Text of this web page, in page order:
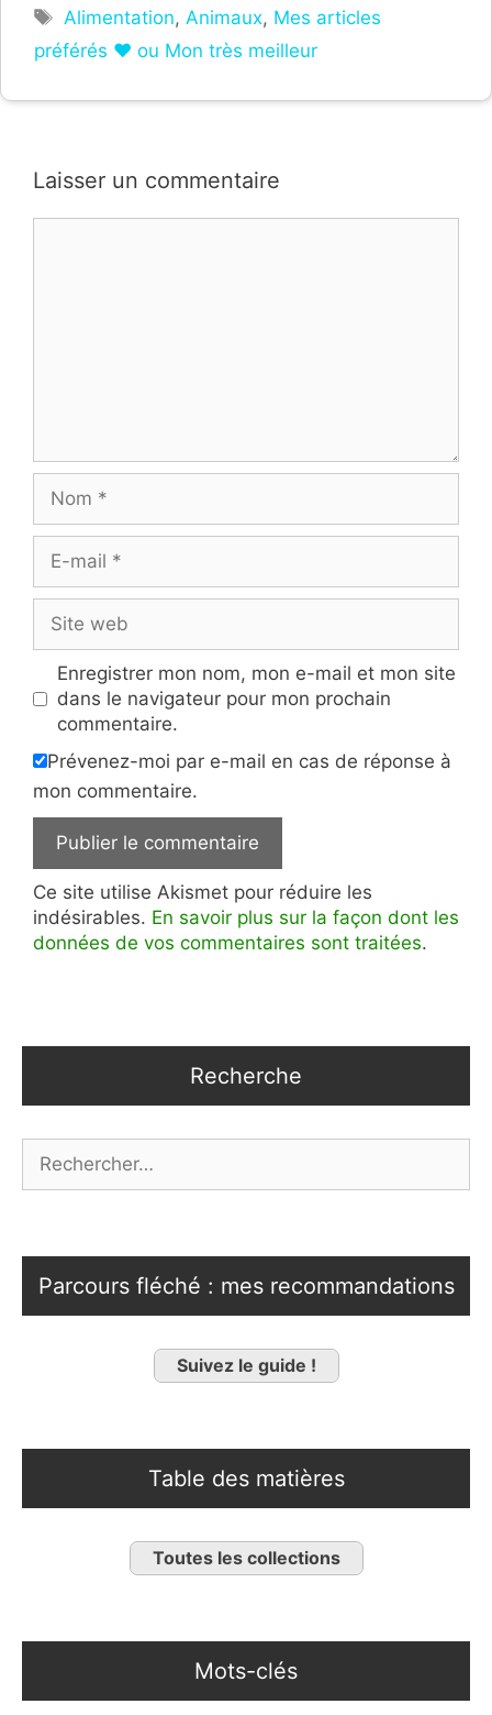
Étiquettes
Alimentation, Animaux, Mes articles
préférés ❤ ou Mon très meilleur
Laisser un commentaire
mail
web
Enregistrer mon nom, mon e-mail et mon site
dans le navigateur pour mon prochain
commentaire.
Prévenez-moi par e-mail en cas de réponse à
mon commentaire.
Ce site utilise Akismet pour réduire les
indésirables. En savoir plus sur la façon dont les
données de vos commentaires sont traitées.
Recherche
Parcours fléché : mes recommandations
Suivez le guide !
Table des matières
Toutes les collections
Mots-clés